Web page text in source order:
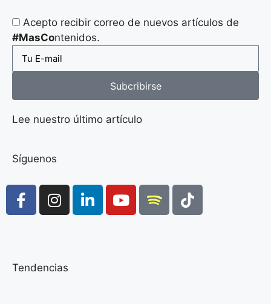
Acepto recibir correo de nuevos artículos de
#MasContenidos.
Subcribirse
Lee nuestro último artículo
Síguenos
Tendencias